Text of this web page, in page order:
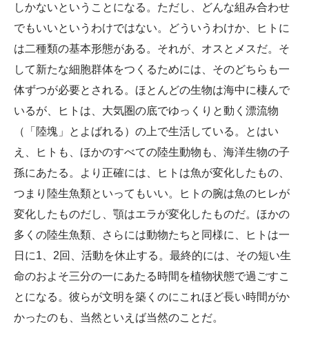
しかないということになる。ただし、どんな組み合わせ
でもいいというわけではない。どういうわけか、ヒトに
は二種類の基本形態がある。それが、オスとメスだ。そ
して新たな細胞群体をつくるためには、そのどちらも一
体ずつが必要とされる。ほとんどの生物は海中に棲んで
いるが、ヒトは、大気圏の底でゆっくりと動く漂流物
（「陸塊」とよばれる）の上で生活している。とはい
え、ヒトも、ほかのすべての陸生動物も、海洋生物の子
孫にあたる。より正確には、ヒトは魚が変化したもの、
つまり陸生魚類といってもいい。ヒトの腕は魚のヒレが
変化したものだし、顎はエラが変化したものだ。ほかの
多くの陸生魚類、さらには動物たちと同様に、ヒトは一
日に1、2回、活動を休止する。最終的には、その短い生
命のおよそ三分の一にあたる時間を植物状態で過ごすこ
とになる。彼らが文明を築くのにこれほど長い時間がか
かったのも、当然といえば当然のことだ。